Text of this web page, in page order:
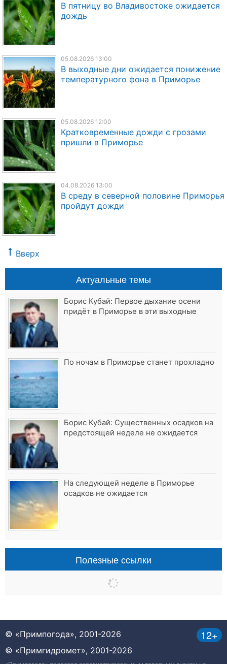
В пятницу во Владивостоке ожидается
дождь
05.08.2026 13:00
В выходные дни ожидается понижение
температурного фона в Приморье
05.08.2026 12:00
Кратковременные дожди с грозами
пришли в Приморье
04.08.2026 13:00
В среду в северной половине Приморья
пройдут дожди
Вверх
Актуальные темы
Борис Кубай: Первое дыхание осени
придёт в Приморье в эти выходные
По ночам в Приморье станет прохладно
Борис Кубай: Существенных осадков на
предстоящей неделе не ожидается
На следующей неделе в Приморье
осадков не ожидается
Полезные ссылки
12+
© «Примпогода», 2001-2026
© «Примгидромет», 2001-2026